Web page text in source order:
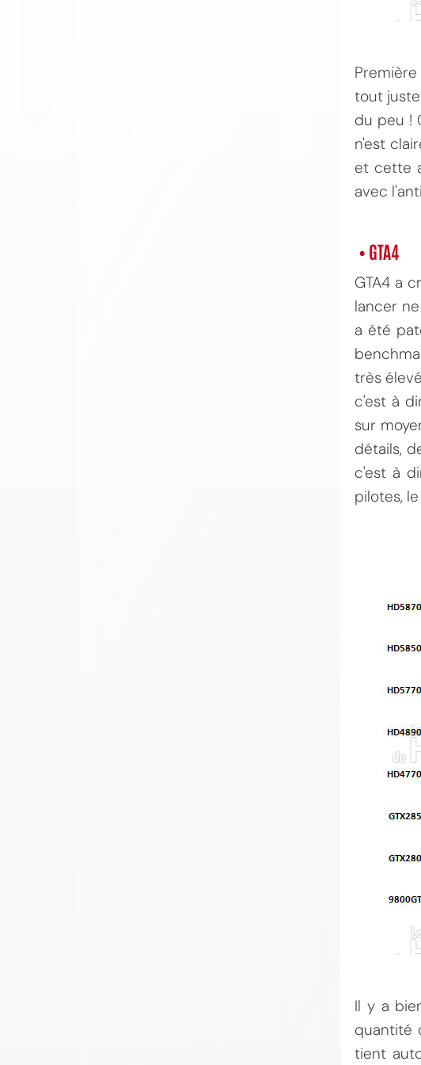
tout
du peu !
n'est
et cette
avec
• GTA4
GTA4 a
lancer
a été
très
c'est à
sur
détails,
c'est à
pilotes,
Il y a
quantité
tient